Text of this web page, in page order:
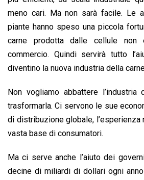
meno cari. Ma non sarà facile. Le
piante hanno speso una piccola
carne prodotta dalle cellule non
commercio. Quindi servirà tutto
diventino la nuova industria della
Non vogliamo abbattere l’industria
trasformarla. Ci servono le sue
di distribuzione globale, l’esperienza
vasta base di consumatori.
Ma ci serve anche l’aiuto dei
decine di miliardi di dollari ogni